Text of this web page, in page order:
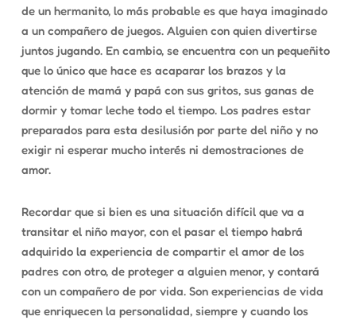
de un hermanito, lo más probable es que haya imaginado
a un compañero de juegos. Alguien con quien divertirse
juntos jugando. En cambio, se encuentra con un pequeñito
que lo único que hace es acaparar los brazos y la
atención de mamá y papá con sus gritos, sus ganas de
dormir y tomar leche todo el tiempo. Los padres estar
preparados para esta desilusión por parte del niño y no
exigir ni esperar mucho interés ni demostraciones de
amor.
Recordar que si bien es una situación difícil que va a
transitar el niño mayor, con el pasar el tiempo habrá
adquirido la experiencia de compartir el amor de los
padres con otro, de proteger a alguien menor, y contará
con un compañero de por vida. Son experiencias de vida
que enriquecen la personalidad, siempre y cuando los